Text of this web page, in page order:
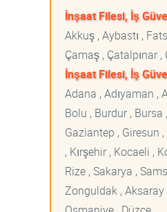
İnşaat Filesi, İş
Akkuş , Aybastı ,
Çamaş , Çatalpınar
İnşaat Filesi, İş
Adana , Adıyaman ,
Bolu , Burdur , Bursa
Gaziantep , Giresun
, Kırşehir , Kocaeli ,
Rize , Sakarya ,
Zonguldak , Aksaray